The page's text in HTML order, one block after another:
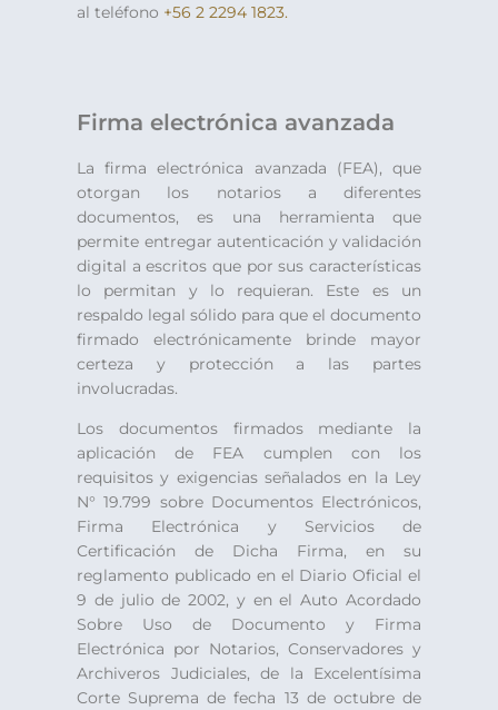
al teléfono +56 2 2294 1823.
Firma electrónica avanzada
La firma electrónica avanzada (FEA), que
otorgan los notarios a diferentes
documentos, es una herramienta que
permite entregar autenticación y validación
digital a escritos que por sus características
lo permitan y lo requieran. Este es un
respaldo legal sólido para que el documento
firmado electrónicamente brinde mayor
certeza y protección a las partes
involucradas.
Los documentos firmados mediante la
aplicación de FEA cumplen con los
requisitos y exigencias señalados en la Ley
N° 19.799 sobre Documentos Electrónicos,
Firma Electrónica y Servicios de
Certificación de Dicha Firma, en su
reglamento publicado en el Diario Oficial el
9 de julio de 2002, y en el Auto Acordado
Sobre Uso de Documento y Firma
Electrónica por Notarios, Conservadores y
Archiveros Judiciales, de la Excelentísima
Corte Suprema de fecha 13 de octubre de